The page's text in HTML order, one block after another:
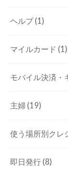
ヘルプ(1)
マイルカード (1)
モバイル決済・
主婦 (19)
使う場所別クレ
即日発行 (8)